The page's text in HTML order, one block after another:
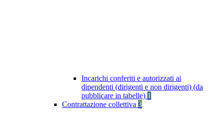
Incarichi conferiti e autorizzati ai
dipendenti (dirigenti e non dirigenti) (da
pubblicare in tabelle) 1
Contrattazione collettiva 3